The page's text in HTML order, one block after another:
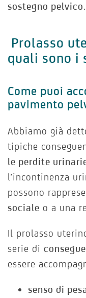
sostegno pelvico.
Prolasso
quali sono i
Come puoi
pavimento
Abbiamo già
tipiche
le perdite
l’incontinenza
possono
sociale o a una
Il prolasso
serie di
essere
senso di